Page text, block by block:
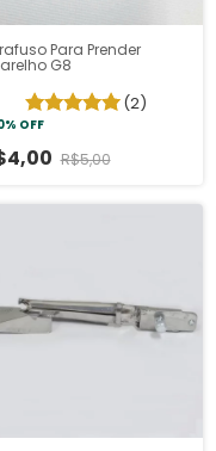
Para Prender
G8
(2)
% OFF
R$5,00